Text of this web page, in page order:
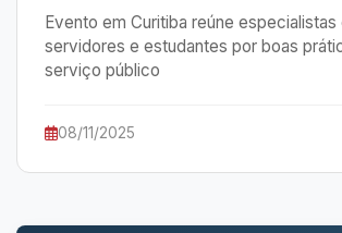
Evento em Curitiba reúne especialistas
servidores e estudantes por boas
serviço público
08/11/2025